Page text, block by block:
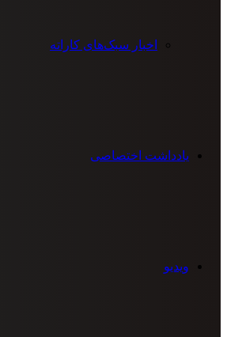
اخبار سبک‌های کاراته
یادداشت اختصاصی
ویدیو